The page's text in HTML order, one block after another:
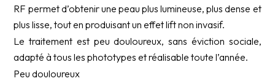
RF permet d’obtenir une peau plus lumineuse, plus dense et
plus lisse, tout en produisant un effet lift non invasif.
Le traitement est peu douloureux, sans éviction sociale,
adapté à tous les phototypes et réalisable toute l’année.
Peu douloureux